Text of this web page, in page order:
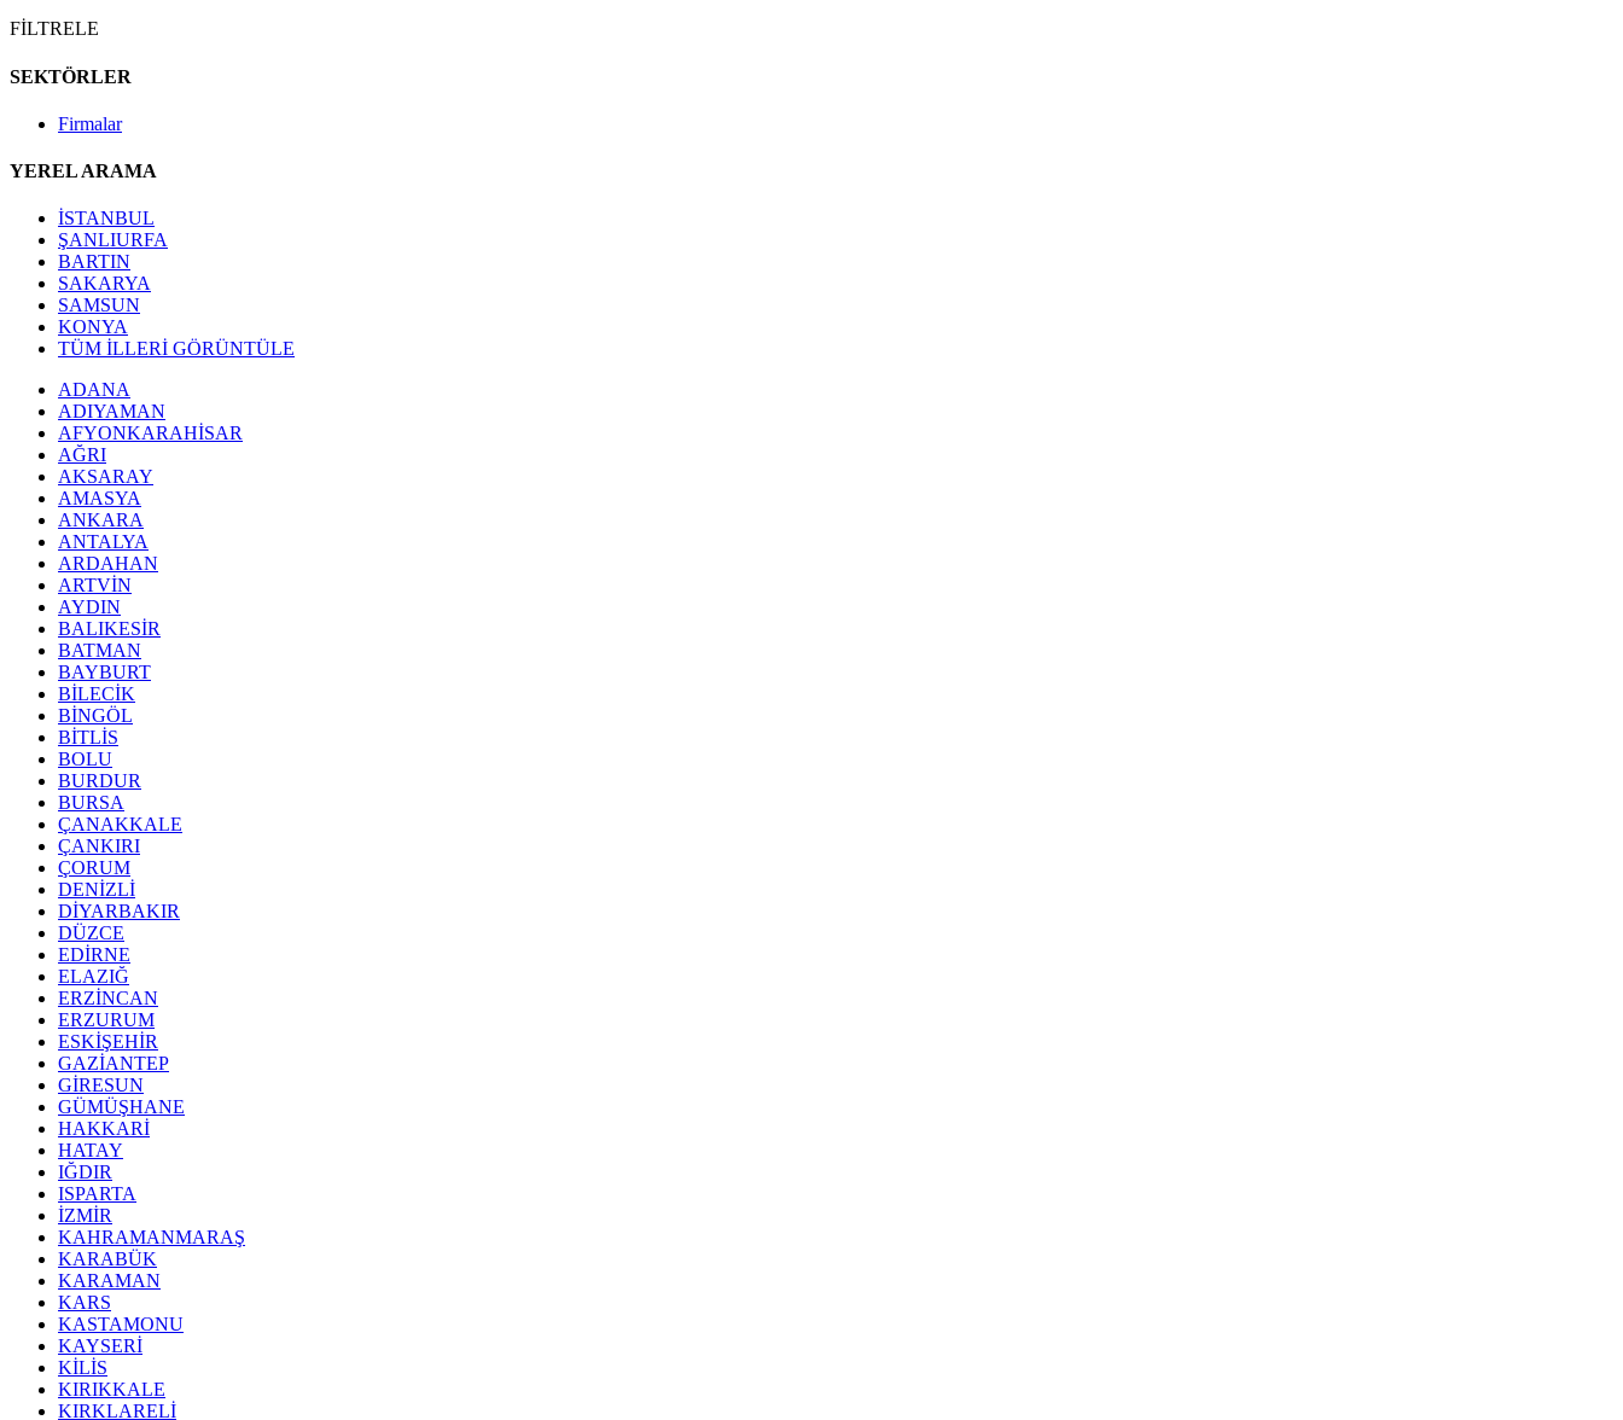
FİLTRELE
SEKTÖRLER
Firmalar
YEREL ARAMA
İSTANBUL
ŞANLIURFA
BARTIN
SAKARYA
SAMSUN
KONYA
TÜM İLLERİ GÖRÜNTÜLE
ADANA
ADIYAMAN
AFYONKARAHİSAR
AĞRI
AKSARAY
AMASYA
ANKARA
ANTALYA
ARDAHAN
ARTVİN
AYDIN
BALIKESİR
BATMAN
BAYBURT
BİLECİK
BİNGÖL
BİTLİS
BOLU
BURDUR
BURSA
ÇANAKKALE
ÇANKIRI
ÇORUM
DENİZLİ
DİYARBAKIR
DÜZCE
EDİRNE
ELAZIĞ
ERZİNCAN
ERZURUM
ESKİŞEHİR
GAZİANTEP
GİRESUN
GÜMÜŞHANE
HAKKARİ
HATAY
IĞDIR
ISPARTA
İZMİR
KAHRAMANMARAŞ
KARABÜK
KARAMAN
KARS
KASTAMONU
KAYSERİ
KİLİS
KIRIKKALE
KIRKLARELİ